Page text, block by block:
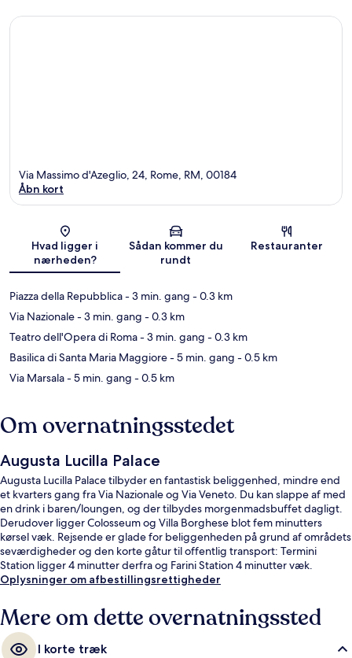
Kort
Via Massimo d'Azeglio, 24, Rome, RM, 00184
Åbn kort
Hvad ligger i
nærheden?
Sådan kommer du
rundt
Restauranter
Piazza della Repubblica- 3 min. gang - 0.3 km
Via Nazionale- 3 min. gang - 0.3 km
Teatro dell'Opera di Roma- 3 min. gang - 0.3 km
Basilica di Santa Maria Maggiore- 5 min. gang - 0.5 km
Via Marsala- 5 min. gang - 0.5 km
Om overnatningsstedet
Augusta Lucilla Palace
Augusta Lucilla Palace tilbyder en fantastisk beliggenhed, mindre end
et kvarters gang fra Via Nazionale og Via Veneto. Du kan slappe af med
en drink i baren/loungen, og der tilbydes morgenmadsbuffet dagligt.
Derudover ligger Colosseum og Villa Borghese blot fem minutters
kørsel væk. Rejsende er glade for beliggenheden på grund af områdets
seværdigheder og den korte gåtur til offentlig transport: Termini
Station ligger 4 minutter derfra og Farini Station 4 minutter væk.
Oplysninger om afbestillingsrettigheder
Mere om dette overnatningssted
I korte træk